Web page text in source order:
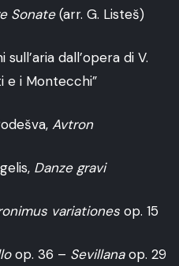
Sonate(arr. G. Listeš)
sull’aria dall’opera di V.
e i Montecchi”
Avtron
Danze gravi
variationesop. 15
op. 36 – Sevillanaop. 29